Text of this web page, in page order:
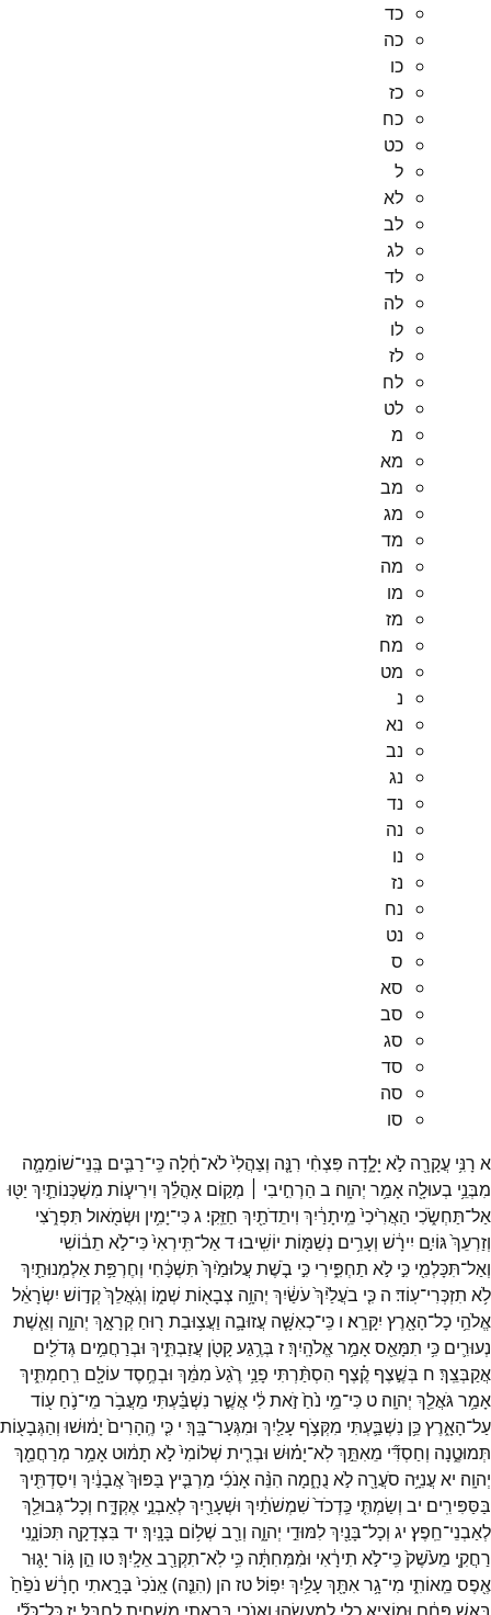
כד
כה
כו
כז
כח
כט
ל
לא
לב
לג
לד
לה
לו
לז
לח
לט
מ
מא
מב
מג
מד
מה
מו
מז
מח
מט
נ
נא
נב
נג
נד
נה
נו
נז
נח
נט
ס
סא
סב
סג
סד
סה
סו
א רָנִּ֥י עֲקָרָ֖ה לֹ֣א יָלָ֑דָה פִּצְחִ֨י רִנָּ֤ה וְצַהֲלִי֙לֹא־חָ֔לָה כִּֽי־רַבִּ֧ים בְּֽנֵי־שׁוֹמֵמָ֛ה
מִבְּנֵ֥י בְעוּלָ֖ה אָמַ֥ר יְהוָֽה׃ ב הַרְחִ֣יבִי ׀ מְק֣וֹם אָהֳלֵ֗ךְ וִירִיע֧וֹת מִשְׁכְּנוֹתַ֛יִךְ יַטּ֖וּ
אַל־תַּחְשֹׂ֑כִי הַאֲרִ֙יכִי֙ מֵֽיתָרַ֔יִךְ וִיתֵדֹתַ֖יִךְ חַזֵּֽקִי׃ גכִּי־יָמִ֥ין וּשְׂמֹ֖אול תִּפְרֹ֑צִי
וְזַרְעֵךְ֙גּוֹיִ֣ם יִירָ֔שׁ וְעָרִ֥ים נְשַׁמּ֖וֹת יוֹשִֽׁיבוּ׃דאַל־תִּֽירְאִי֙כִּי־לֹ֣א תֵב֔וֹשִׁי
וְאַל־תִּכָּלְמִ֖י כִּ֣י לֹ֣א תַחְפִּ֑ירִי כִּ֣י בֹ֤שֶׁתעֲלוּמַ֙יִךְ֙ תִּשְׁכָּ֔חִי וְחֶרְפַּ֥תאַלְמְנוּתַ֖יִךְ
לֹ֥א תִזְכְּרִי־עֽוֹד׃ ה כִּ֤י בֹעֲלַ֙יִךְ֙עֹשַׂ֔יִךְ יְהוָ֥ה צְבָא֖וֹת שְׁמ֑וֹ וְגֹֽאֲלֵךְ֙קְד֣וֹשׁ יִשְׂרָאֵ֔ל
אֱלֹהֵ֥י כָל־הָאָ֖רֶץ יִקָּרֵֽא׃ ו כִּֽי־כְאִשָּׁ֧ה עֲזוּבָ֛ה וַעֲצ֥וּבַת ר֖וּחַ קְרָאָ֣ךְ יְהוָ֑ה וְאֵ֧שֶׁת
נְעוּרִ֛ים כִּ֥י תִמָּאֵ֖סאָמַ֥ראֱלֹהָֽיִךְ׃ז בְּרֶ֥גַעקָטֹ֖ן עֲזַבְתִּ֑יךְ וּבְרַחֲמִ֥ים גְּדֹלִ֖ים
אֲקַבְּצֵֽךְ׃ ח בְּשֶׁ֣צֶף קֶ֗צֶף הִסְתַּ֨רְתִּי פָנַ֥י רֶ֙גַע֙ מִמֵּ֔ךְ וּבְחֶ֥סֶדעוֹלָ֖ם רִֽחַמְתִּ֑יךְ
אָמַ֥רגֹּאֲלֵ֖ךְ יְהוָֽה׃ ט כִּי־מֵ֥י נֹ֙חַ֙זֹ֣אתלִ֔י אֲשֶׁ֣ר נִשְׁבַּ֗עְתִּי מֵעֲבֹ֥ר מֵי־נֹ֛חַ ע֖וֹד
עַל־הָאָ֑רֶץכֵּ֥ן נִשְׁבַּ֛עְתִּי מִקְּצֹ֥ף עָלַ֖יִךְ וּמִגְּעָר־בָּֽךְ׃ י כִּ֤י הֶֽהָרִים֙ יָמ֔וּשׁוּ וְהַגְּבָע֖וֹת
תְּמוּטֶ֑נָה וְחַסְדִּ֞י מֵאִתֵּ֣ךְלֹֽא־יָמ֗וּשׁ וּבְרִ֤ית שְׁלוֹמִי֙לֹ֣א תָמ֔וּט אָמַ֥ר מְרַחֲמֵ֖ךְ
יְהוָֽה׃ יאעֲנִיָּ֥ה סֹעֲרָ֖ה לֹ֣א נֻחָ֑מָה הִנֵּ֨ה אָנֹכִ֜י מַרְבִּ֤יץ בַּפּוּךְ֙אֲבָנַ֔יִךְ וִיסַדְתִּ֖יךְ
בַּסַּפִּירִֽים׃ יב וְשַׂמְתִּ֤י כַּֽדְכֹד֙ שִׁמְשֹׁתַ֔יִךְ וּשְׁעָרַ֖יִךְלְאַבְנֵ֣י אֶקְדָּ֑ח וְכָל־גְּבוּלֵ֖ךְ
לְאַבְנֵי־חֵֽפֶץ׃ יג וְכָל־בָּנַ֖יִךְלִמּוּדֵ֣י יְהוָ֑ה וְרַ֖ב שְׁל֥וֹם בָּנָֽיִךְ׃ יד בִּצְדָקָ֖ה תִּכּוֹנָ֑נִי
רַחֲקִ֤י מֵעֹ֙שֶׁק֙כִּֽי־לֹ֣א תִירָ֔אִי וּמִ֨מְּחִתָּ֔ה כִּ֥י לֹֽא־תִקְרַ֖באֵלָֽיִךְ׃טו הֵ֣ן גּ֥וֹר יָג֛וּר
אֶ֖פֶס מֵֽאוֹתִ֑י מִי־גָ֥ראִתָּ֖ךְעָלַ֥יִךְ יִפּֽוֹל׃טז הן (הִנֵּ֤ה)אָֽנֹכִי֙ בָּרָ֣אתִי חָרָ֔שׁ נֹפֵ֙חַ֙